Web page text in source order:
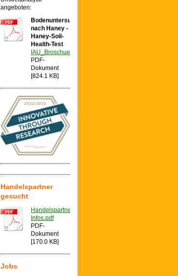
angeboten:
Bodenuntersuchung
nach Haney -
Haney-Soil-
Health-Test
IAU_Broschuere_HaneySoilTest_2025_web.pd[...]
PDF-
Dokument
[824.1 KB]
Handelspartner
gesucht
Handelspartner-
Infos.pdf
PDF-
Dokument
[170.0 KB]
Jobs